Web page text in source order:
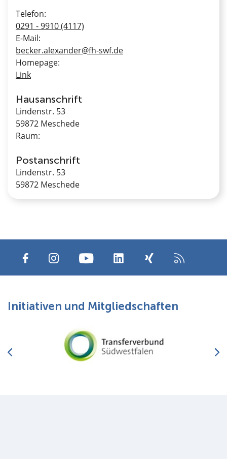
Telefon:
0291 - 9910 (4117)
E-Mail:
becker.alexander@fh-swf.de
Homepage:
Link
Hausanschrift
Lindenstr. 53
59872 Meschede
Raum:
Postanschrift
Lindenstr. 53
59872 Meschede
Initiativen und Mitgliedschaften